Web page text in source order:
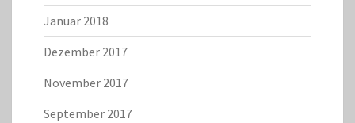
Januar 2018
Dezember 2017
November 2017
September 2017